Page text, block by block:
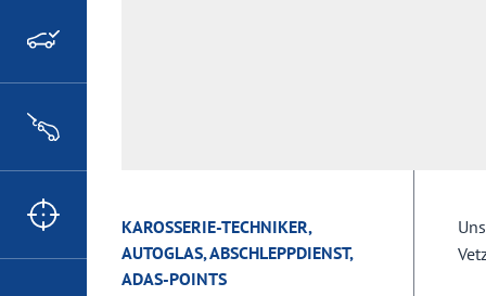
KAROSSERIE-TECHNIKER,
AUTOGLAS, ABSCHLEPPDIENST,
ADAS-POINTS